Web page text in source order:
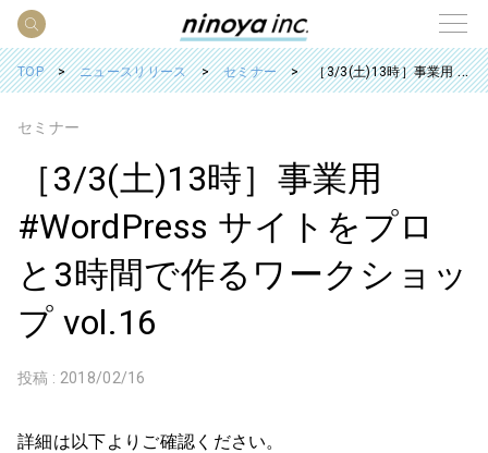
TOP ニュースリリース セミナー ［3/3(土)13時］事業用 #WordPress サイトをプロと3時間で作るワークショップ vol.16
セミナー
［3/3(土)13時］事業用
#WordPress サイトをプロ
と3時間で作るワークショッ
プ vol.16
投稿 : 2018/02/16
詳細は以下よりご確認ください。